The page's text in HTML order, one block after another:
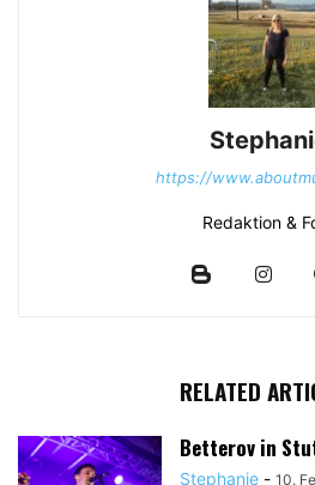
https://
Redaktion &
RELATED
Betterov in
Stephanie - 10.